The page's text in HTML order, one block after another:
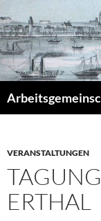
Inhalt
springen
VERANSTALTUNGEN
ERTHAL